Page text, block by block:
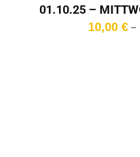
01.10.25 –
10,00 € –